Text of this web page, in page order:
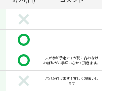
夫が参加予定ですが間に合わなけ
れば私がお手伝いさせて頂きます。
パパが行けます！宜しくお願いし
ます